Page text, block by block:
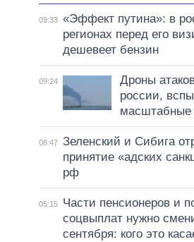
09:33 «Эффект путина»: в
регионах перед его
дешевеет бензин
09:24
Дроны
россии,
масштабные
08:47 Зеленский и Сибига
принятие «адских
рф
05:15
Части пенсионеров и
соцвыплат нужно
сентября: кого это